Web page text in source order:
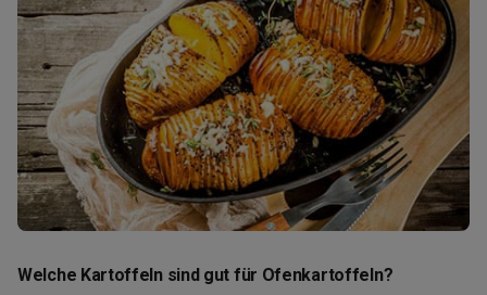
Welche Kartoffeln sind gut für Ofenkartoffeln?